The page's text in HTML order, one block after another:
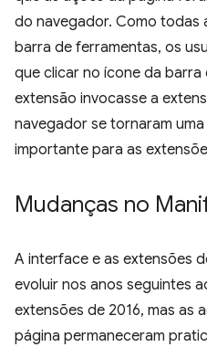
do navegador. Como todas
barra de ferramentas, os
que clicar no ícone da
extensão invocasse a
navegador se tornaram
importante para as
Mudanças no
A interface e as extensões
evoluir nos anos seguintes
extensões de 2016, mas as
página permaneceram